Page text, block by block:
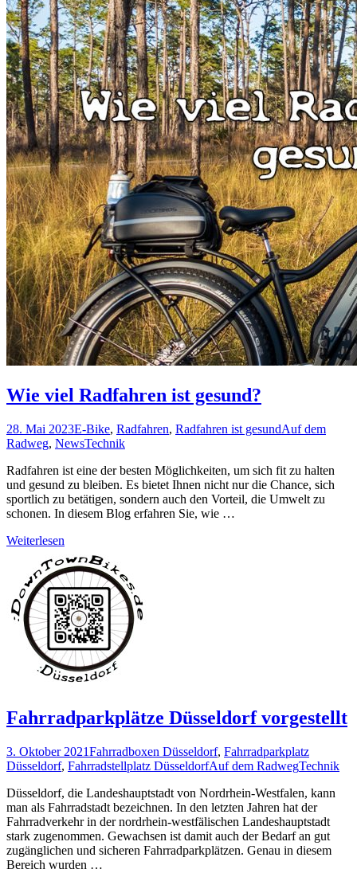
Wie viel Radfahren ist gesund?
28. Mai 2023E-Bike, Radfahren, Radfahren ist gesundAuf dem
Radweg, NewsTechnik
Radfahren ist eine der besten Möglichkeiten, um sich fit zu halten
und gesund zu bleiben. Es bietet Ihnen nicht nur die Chance, sich
sportlich zu betätigen, sondern auch den Vorteil, die Umwelt zu
schonen. In diesem Blog erfahren Sie, wie …
Weiterlesen
Fahrradparkplätze Düsseldorf vorgestellt
3. Oktober 2021Fahrradboxen Düsseldorf, Fahrradparkplatz
Düsseldorf, Fahrradstellplatz DüsseldorfAuf dem RadwegTechnik
Düsseldorf, die Landeshauptstadt von Nordrhein-Westfalen, kann
man als Fahrradstadt bezeichnen. In den letzten Jahren hat der
Fahrradverkehr in der nordrhein-westfälischen Landeshauptstadt
stark zugenommen. Gewachsen ist damit auch der Bedarf an gut
zugänglichen und sicheren Fahrradparkplätzen. Genau in diesem
Bereich wurden …